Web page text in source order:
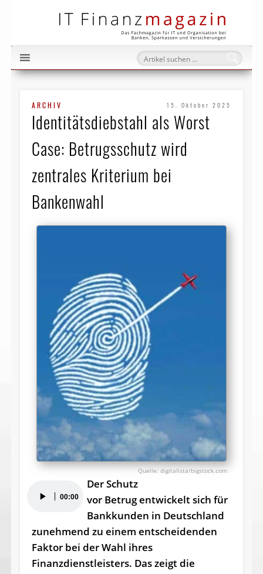
ARCHIV 15. Oktober 2025
Identitätsdiebstahl als Worst
Case: Betrugsschutz wird
zentrales Kriterium bei
Bankenwahl
digitalista/bigstock.com
Player 00:00
Der Schutz
vor Betrug entwickelt sich für
Bankkunden in Deutschland
zunehmend zu einem entscheidenden
Faktor bei der Wahl ihres
Finanzdienstleisters. Das zeigt die